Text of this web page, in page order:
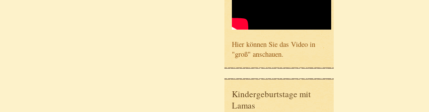
Hier können Sie das Video in
"groß" anschauen.
Kindergeburtstage mit
Lamas